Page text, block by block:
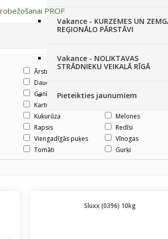
Vakance - KURZEMES UN
REĢIONĀLO PĀRSTĀVI
Vakance - NOLIKTAVAS
STRĀDNIEKU VEIKALĀ RĪGĀ
Pieteikties jaunumiem
PROF
Ārstniecības augi Avenes
Daudzgadīgās puķes
Ganības Garšaugi
Kartupeļi
Kukurūza Melones
Rapsis Redīsi
Viengadīgās puķes Vīnogas
Tomāti Gurķi
Sluxx (0396) 10kg